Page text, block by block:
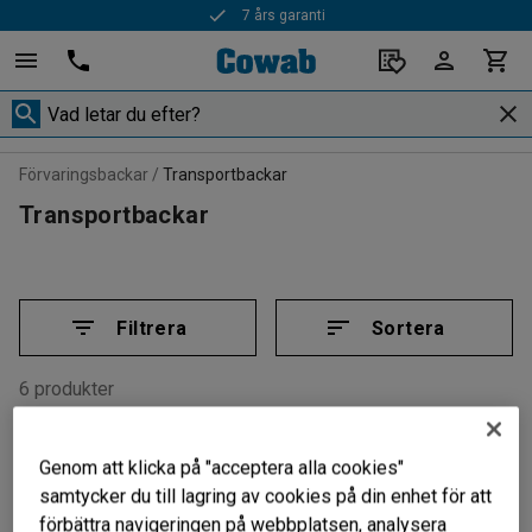
7 års garanti
Förvaringsbackar Transportbackar
Transportbackar
Filtrera Sortera
6 produkter
Genom att klicka på "acceptera alla cookies"
samtycker du till lagring av cookies på din enhet för att
förbättra navigeringen på webbplatsen, analysera